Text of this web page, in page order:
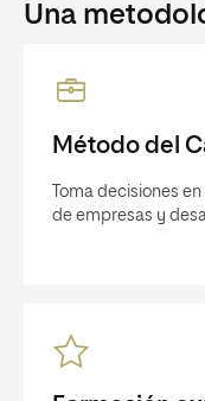
Una
Método del
Toma decisiones
de empresas y